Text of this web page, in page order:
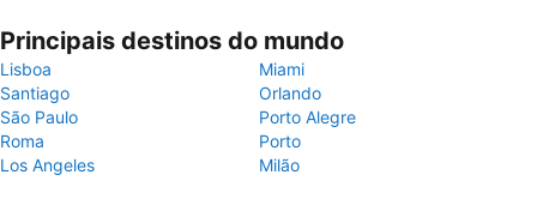
Principais destinos do mundo
Lisboa
Miami
Santiago
Orlando
São Paulo
Porto Alegre
Roma
Porto
Los Angeles
Milão